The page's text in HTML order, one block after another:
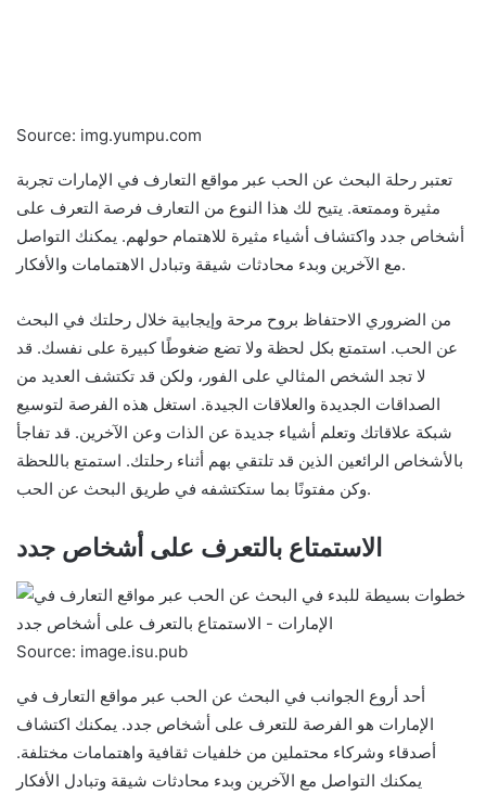
Source: img.yumpu.com
تعتبر رحلة البحث عن الحب عبر مواقع التعارف في الإمارات تجربة
مثيرة وممتعة. يتيح لك هذا النوع من التعارف فرصة التعرف على
أشخاص جدد واكتشاف أشياء مثيرة للاهتمام حولهم. يمكنك التواصل
مع الآخرين وبدء محادثات شيقة وتبادل الاهتمامات والأفكار.
من الضروري الاحتفاظ بروح مرحة وإيجابية خلال رحلتك في البحث
عن الحب. استمتع بكل لحظة ولا تضع ضغوطًا كبيرة على نفسك. قد
لا تجد الشخص المثالي على الفور، ولكن قد تكتشف العديد من
الصداقات الجديدة والعلاقات الجيدة. استغل هذه الفرصة لتوسيع
شبكة علاقاتك وتعلم أشياء جديدة عن الذات وعن الآخرين. قد تفاجأ
بالأشخاص الرائعين الذين قد تلتقي بهم أثناء رحلتك. استمتع باللحظة
وكن مفتونًا بما ستكتشفه في طريق البحث عن الحب.
الاستمتاع بالتعرف على أشخاص جدد
Source: image.isu.pub
أحد أروع الجوانب في البحث عن الحب عبر مواقع التعارف في
الإمارات هو الفرصة للتعرف على أشخاص جدد. يمكنك اكتشاف
أصدقاء وشركاء محتملين من خلفيات ثقافية واهتمامات مختلفة.
يمكنك التواصل مع الآخرين وبدء محادثات شيقة وتبادل الأفكار